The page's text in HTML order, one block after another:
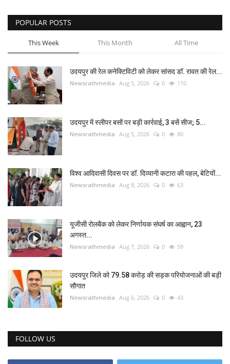
POPULAR POSTS
This Week This Month All Time
उदयपुर की रेल कनेक्टिविटी को लेकर सांसद डॉ. रावत की रेल...
Newsrathmedia Aug 5, 2026 0 110
उदयपुर में स्लीपर बसों पर बड़ी कार्रवाई, 3 बसें सीज; 5...
Newsrathmedia Aug 5, 2026 0 80
विश्व आदिवासी दिवस पर डॉ. दिव्यानी कटारा की पहल, बेटियों...
Newsrathmedia Aug 8, 2026 0 63
यूजीसी रोलबैक को लेकर निर्णायक संघर्ष का आह्वान, 23
अगस्त...
Newsrathmedia Aug 7, 2026 0 59
उदयपुर जिले को 79.58 करोड़ की सड़क परियोजनाओं की बड़ी
सौगात
Newsrathmedia Aug 6, 2026 0 43
FOLLOW US